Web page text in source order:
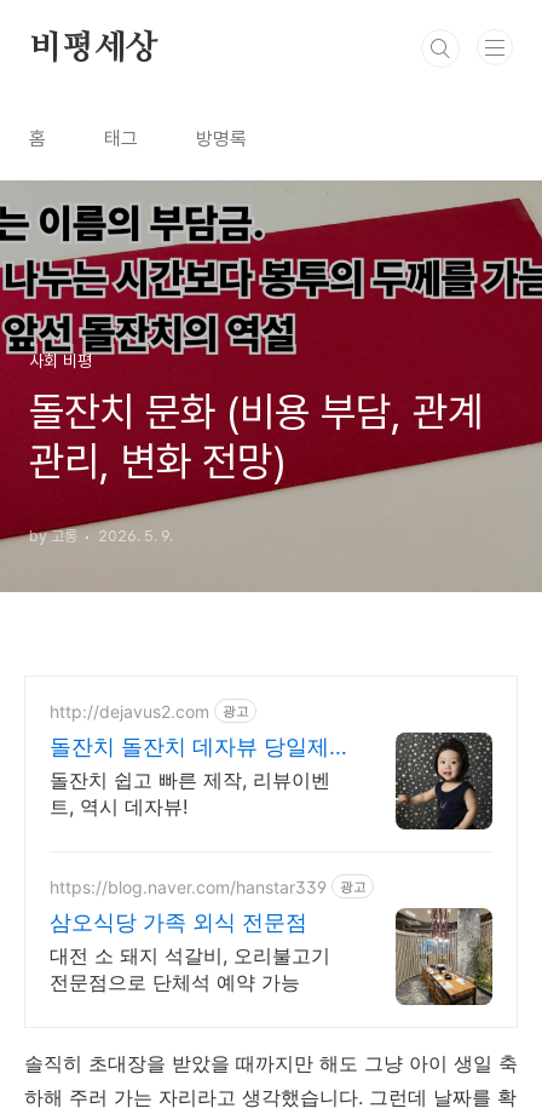
비평세상
홈 태그 방명록
사회 비평
돌잔치 문화 (비용 부담, 관계
관리, 변화 전망)
by 고롱 2026. 5. 9.
http://dejavus2.com 광고
돌잔치 돌잔치 데자뷰 당일제
작 초스피드 고퀄영상
돌잔치 쉽고 빠른 제작, 리뷰이벤
트, 역시 데자뷰!
https://blog.naver.com/hanstar339 광고
삼오식당 가족 외식 전문점
대전 소 돼지 석갈비, 오리불고기
전문점으로 단체석 예약 가능
솔직히 초대장을 받았을 때까지만 해도 그냥 아이 생일 축
하해 주러 가는 자리라고 생각했습니다. 그런데 날짜를 확